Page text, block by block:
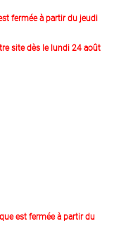
fermée à partir du jeudi
site dès le lundi 24 août
est fermée à partir du